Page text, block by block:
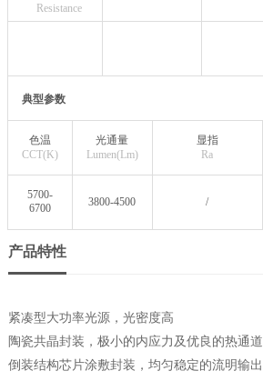
Resistance
典型参数
色温
CCT(K)
光通量
Lumen(Lm)
显指
Ra
5700-
6700
3800-4500 /
产品特性
紧凑型大功率光源，光密度高
陶瓷共晶封装，极小的内应力及优良的热通道
倒装结构芯片涂敷封装，均匀稳定的流明输出